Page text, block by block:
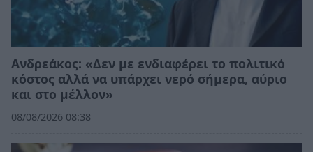
Ανδρεάκος: «Δεν με ενδιαφέρει το πολιτικό
κόστος αλλά να υπάρχει νερό σήμερα, αύριο
και στο μέλλον»
08/08/2026 08:38